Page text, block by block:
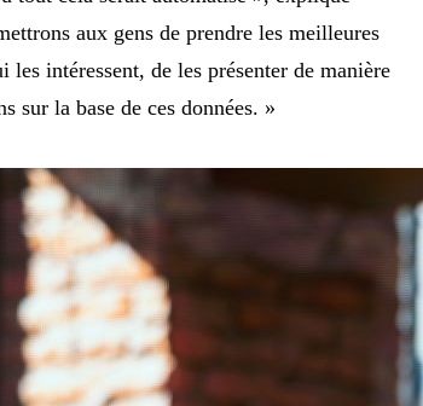
aux gens de prendre les meilleures
intéressent, de les présenter de manière
sur la base de ces données. »